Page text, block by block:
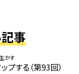
事
かす
する（第93回）